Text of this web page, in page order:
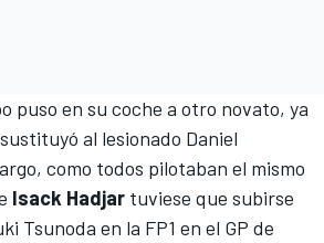
puso en su coche a otro novato, ya
sustituyó al lesionado Daniel
como todos pilotaban el mismo
Isack Hadjar tuviese que subirse
Tsunoda en la FP1 en el GP de